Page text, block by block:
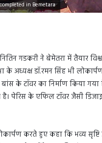
in Bemetara
नितिन गडकरी ने बेमेतरा में तैयार
अध्यक्ष डॉ.रमन सिंह भी
के टॉवर का निर्माण किया
पेरिस के एफिल टॉवर जैसी
करते हुए कहा कि भव्य